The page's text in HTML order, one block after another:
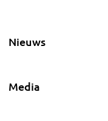
Nieuws
Media